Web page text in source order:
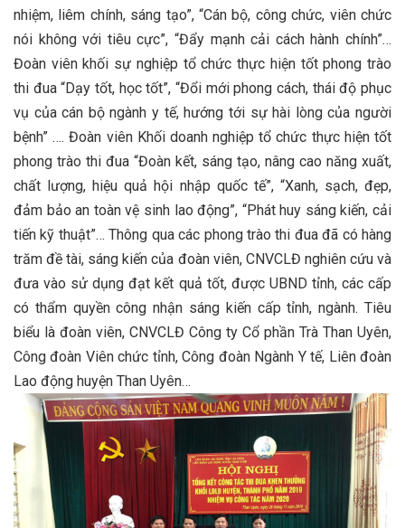
nhiệm, liêm chính, sáng tạo”, “Cán bộ, công chức, viên chức
nói không với tiêu cực”, “Đẩy mạnh cải cách hành chính”…
Đoàn viên khối sự nghiệp tổ chức thực hiện tốt phong trào
thi đua “Dạy tốt, học tốt”, “Đổi mới phong cách, thái độ phục
vụ của cán bộ ngành y tế, hướng tới sự hài lòng của người
bệnh” …. Đoàn viên Khối doanh nghiệp tổ chức thực hiện tốt
phong trào thi đua “Đoàn kết, sáng tạo, nâng cao năng xuất,
chất lượng, hiệu quả hội nhập quốc tế”, “Xanh, sạch, đẹp,
đảm bảo an toàn vệ sinh lao động”, “Phát huy sáng kiến, cải
tiến kỹ thuật”… Thông qua các phong trào thi đua đã có hàng
trăm đề tài, sáng kiến của đoàn viên, CNVCLĐ nghiên cứu và
đưa vào sử dụng đạt kết quả tốt, được UBND tỉnh, các cấp
có thẩm quyền công nhận sáng kiến cấp tỉnh, ngành. Tiêu
biểu là đoàn viên, CNVCLĐ Công ty Cổ phần Trà Than Uyên,
Công đoàn Viên chức tỉnh, Công đoàn Ngành Y tế, Liên đoàn
Lao động huyện Than Uyên…